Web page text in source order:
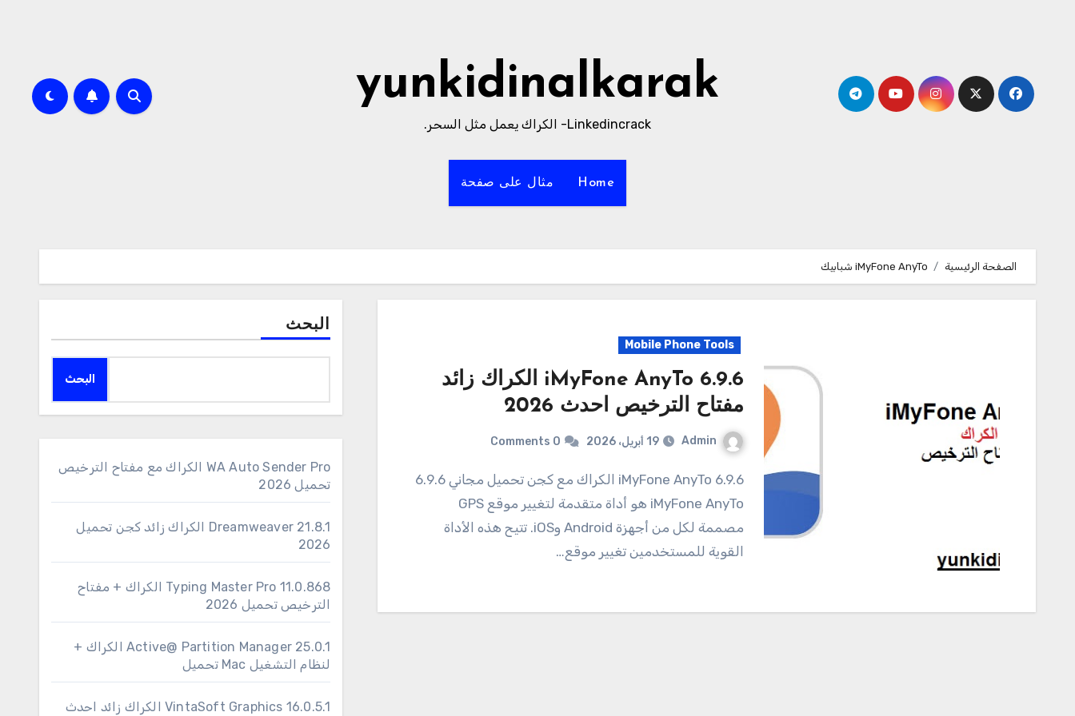
yunkidinalkarak
Linkedincrack- الكراك يعمل مثل السحر.
Home مثال على صفحة
الصفحة الرئيسية iMyFone AnyTo شبابيك
Mobile Phone Tools
6.9.6 iMyFone AnyTo الكراك زائد
مفتاح الترخيص احدث 2026
Admin 19 أبريل، 2026 0 Comments
6.9.6 iMyFone AnyTo الكراك مع كجن تحميل مجاني 6.9.6
iMyFone AnyTo هو أداة متقدمة لتغيير موقع GPS
مصممة لكل من أجهزة Android وiOS. تتيح هذه الأداة
القوية للمستخدمين تغيير موقع…
البحث
البحث
WA Auto Sender Pro الكراك مع مفتاح الترخيص
تحميل 2026
Dreamweaver 21.8.1 الكراك زائد كجن تحميل
2026
11.0.868 Typing Master Pro الكراك + مفتاح
الترخيص تحميل 2026
25.0.1 Active@ Partition Manager الكراك +
لنظام التشغيل Mac تحميل
16.0.5.1 VintaSoft Graphics الكراك زائد احدث